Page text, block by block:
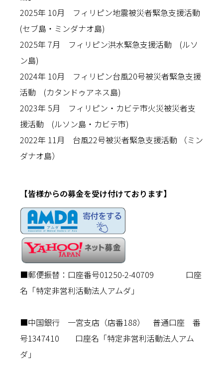
2025年 10月 フィリピン地震被災者緊急支援活動
(セブ島・ミンダナオ島)
2025年 7月 フィリピン洪水緊急支援活動 (ルソ
ン島)
2024年 10月 フィリピン台風20号被災者緊急支援
活動 (カタンドゥアネス島)
2023年 5月 フィリピン・カビテ市火災被災者支
援活動 (ルソン島・カビテ市)
2022年 11月 台風22号被災者緊急支援活動 （ミン
ダナオ島）
【皆様からの募金を受け付けております】
■郵便振替：口座番号01250-2-40709 口座
名「特定非営利活動法人アムダ」
■中国銀行 一宮支店（店番188） 普通口座 番
号1347410 口座名「特定非営利活動法人アム
ダ」